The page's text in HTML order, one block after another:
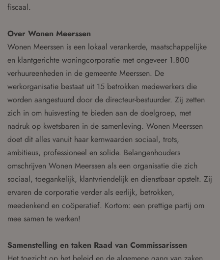
fiscaal.
Over Wonen Meerssen
Wonen Meerssen is een lokaal verankerde, maatschappelijke
en klantgerichte woningcorporatie met ongeveer 1.800
verhuureenheden in de gemeente Meerssen. De
werkorganisatie bestaat uit 15 betrokken medewerkers die
worden aangestuurd door de directeur-bestuurder. Zij zetten
zich in om huisvesting te bieden aan de doelgroep, met
nadruk op kwetsbaren in de samenleving. Wonen Meerssen
doet dit alles vanuit haar kernwaarden sociaal, trots,
ambitieus, professioneel en solide. Belangenhouders
omschrijven Wonen Meerssen als een organisatie die zich
sociaal, toegankelijk, klantvriendelijk en dienstbaar opstelt. Zij
ervaren de corporatie verder als eerlijk, betrokken,
meedenkend en coöperatief. Kortom: een prettige partij om
mee samen te werken!
Samenstelling en taken Raad van Commissarissen